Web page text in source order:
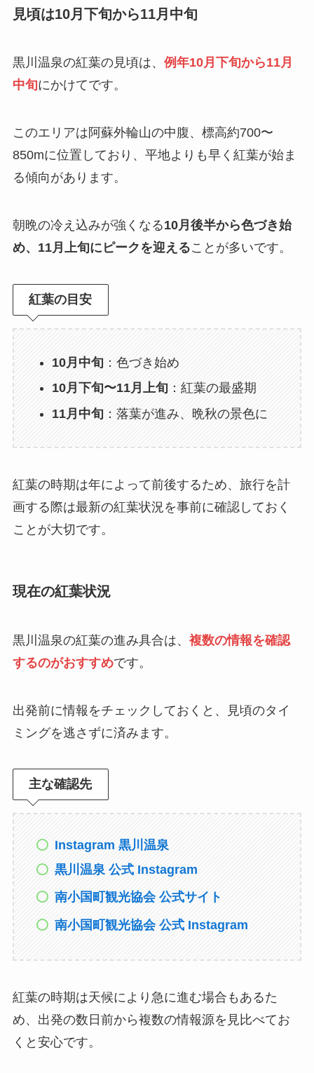
見頃は10月下旬から11月中旬
黒川温泉の紅葉の見頃は、 例年10月下旬から11月
中旬にかけてです。
このエリアは阿蘇外輪山の中腹、標高約700〜
850mに位置しており、平地よりも早く紅葉が始ま
る傾向があります。
朝晩の冷え込みが強くなる10月後半から色づき始
め、11月上旬にピークを迎えることが多いです。
紅葉の目安
10月中旬 ：色づき始め
10月下旬〜11月上旬 ：紅葉の最盛期
11月中旬 ：落葉が進み、晩秋の景色に
紅葉の時期は年によって前後するため、旅行を計
画する際は最新の紅葉状況を事前に確認しておく
ことが大切です。
現在の紅葉状況
黒川温泉の紅葉の進み具合は、 複数の情報を確認
するのがおすすめです。
出発前に情報をチェックしておくと、見頃のタイ
ミングを逃さずに済みます。
主な確認先
Instagram 黒川温泉
黒川温泉 公式 Instagram
南小国町観光協会 公式サイト
南小国町観光協会 公式 Instagram
紅葉の時期は天候により急に進む場合もあるた
め、出発の数日前から複数の情報源を見比べてお
くと安心です。